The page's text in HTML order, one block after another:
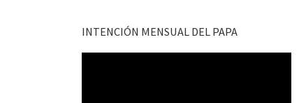
INTENCIÓN MENSUAL DEL PAPA